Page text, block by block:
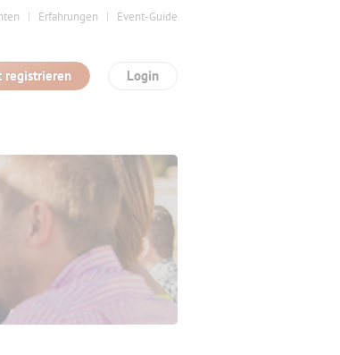
Erfahrungen Event-Guide
Login
registrieren